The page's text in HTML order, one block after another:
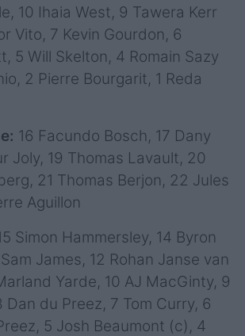
10 Ihaia West, 9 Tawera Kerr
Vito, 7 Kevin Gourdon, 6
5 Will Skelton, 4 Romain Sazy
2 Pierre Bourgarit, 1 Reda
16 Facundo Bosch, 17 Dany
Joly, 19 Thomas Lavault, 20
21 Thomas Berjon, 22 Jules
Aguillon
Simon Hammersley, 14 Byron
James, 12 Rohan Janse van
Yarde, 10 AJ MacGinty, 9
Dan du Preez, 7 Tom Curry, 6
5 Josh Beaumont (c), 4